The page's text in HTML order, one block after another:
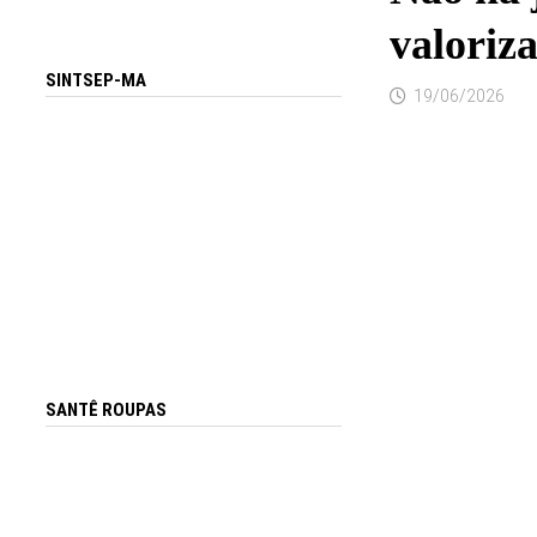
19/06/2026
SINTSEP-MA
SANTÊ ROUPAS